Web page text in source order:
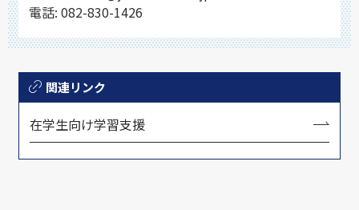
電話: 082-830-1426
関連リンク
在学生向け学習支援